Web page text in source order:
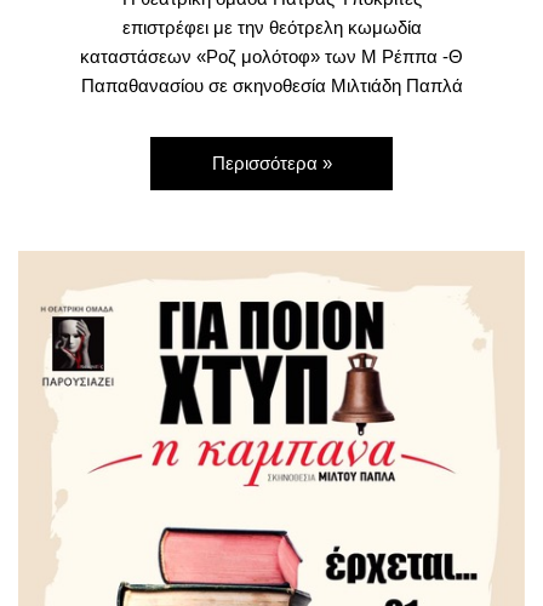
επιστρέφει με την θεότρελη κωμωδία
καταστάσεων «Ροζ μολότοφ» των Μ Ρέππα -Θ
Παπαθανασίου σε σκηνοθεσία Μιλτιάδη Παπλά
Περισσότερα »